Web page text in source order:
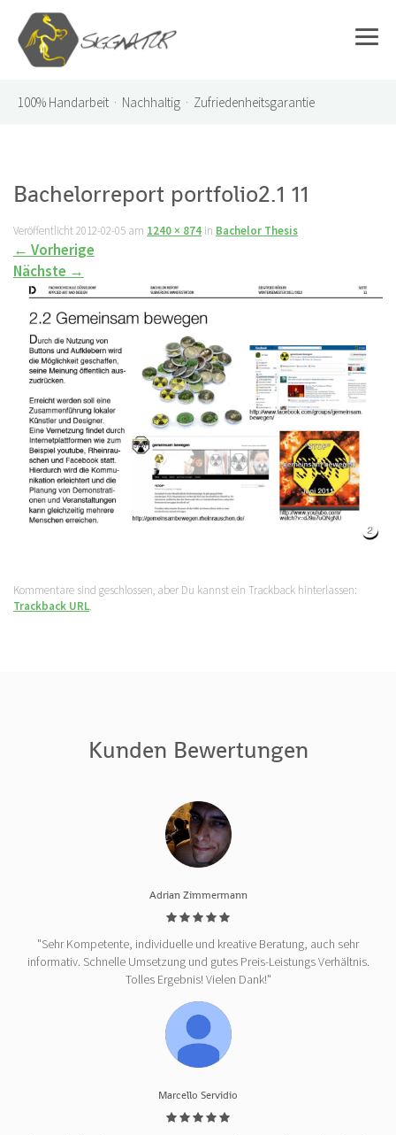
100% Handarbeit · Nachhaltig · Zufriedenheitsgarantie
Bachelorreport portfolio2.1 11
Veröffentlicht2012-02-05 am 1240 × 874 in Bachelor Thesis
← Vorherige
Nächste →
Kommentare sind geschlossen, aber Du kannst ein Trackback hinterlassen:
Trackback URL.
Kunden Bewertungen
Adrian Zimmermann
"Sehr Kompetente, individuelle und kreative Beratung, auch sehr
informativ. Schnelle Umsetzung und gutes Preis-Leistungs Verhältnis.
Tolles Ergebnis! Vielen Dank!"
Marcello Servidio